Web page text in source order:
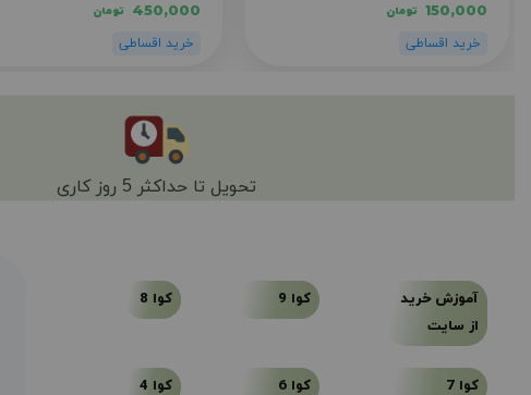
150,000 تومان 450,000 تومان
تحویل تا حداکثر 5 روز کاری
آموزش خرید
از سایت
کوا 9 کوا 8
کوا 7 کوا 6 کوا 4